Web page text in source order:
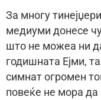
За многу
медиуми донесе
што не можеа ни
годишната Ејми,
симнат огромен
повеќе не мора